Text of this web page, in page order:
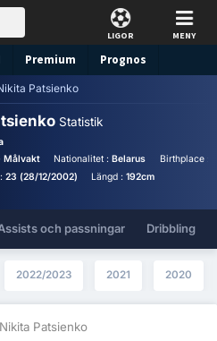
LIGOR MENY
Premium Prognos
Patsienko
Statistik
Målvakt Nationalitet :Belarus Birthplace :
23 (28/12/2002) Längd :192cm
och passningar Dribbling
2022/2023 2021 2020
Patsienko